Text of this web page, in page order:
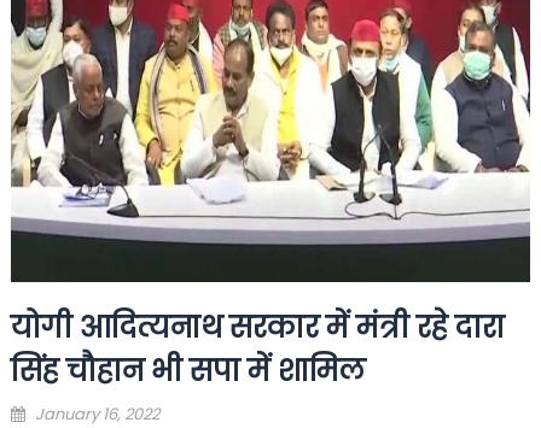
योगी आदित्यनाथ सरकार में मंत्री रहे दारा
सिंह चौहान भी सपा में शामिल
Posted
January 16, 2022